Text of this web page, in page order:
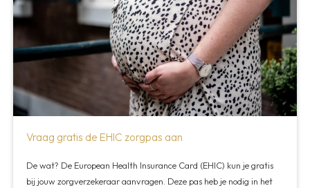
Vraag gratis de EHIC zorgpas aan
De wat? De European Health Insurance Card (EHIC) kun je gratis
bij jouw zorgverzekeraar aanvragen. Deze pas heb je nodig in het